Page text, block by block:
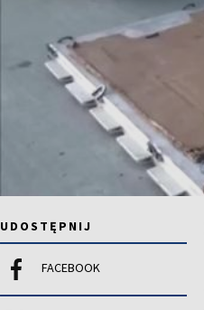
UDOSTĘPNIJ
FACEBOOK